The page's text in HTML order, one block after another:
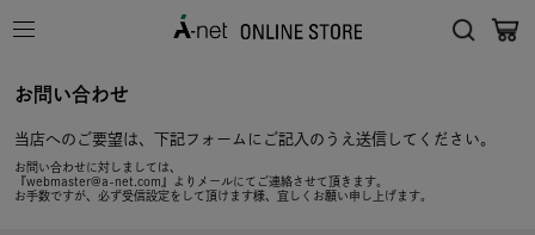
お問い合わせ
当店へのご要望は、下記フォームにご記入のうえ送信してください。
お問い合わせに対しましては、
『webmaster@a-net.com』よりメールにてご連絡させて頂きます。
お手数ですが、必ず受信設定をして頂けます様、宜しくお願い申し上げます。